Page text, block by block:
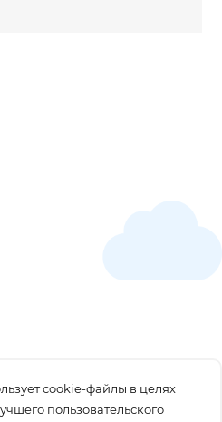
cookie-файлы в целях
пользовательского